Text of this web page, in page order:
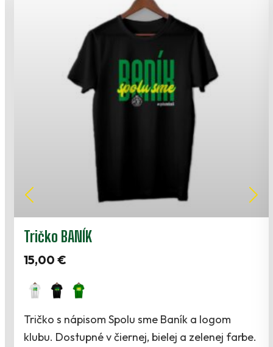
Tričko BANÍK
15,00 €
Tričko s nápisom Spolu sme Baník a logom
klubu. Dostupné v čiernej, bielej a zelenej farbe.